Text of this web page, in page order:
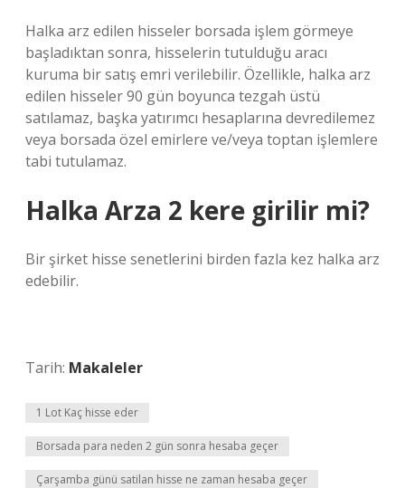
Halka arz edilen hisseler borsada işlem görmeye
başladıktan sonra, hisselerin tutulduğu aracı
kuruma bir satış emri verilebilir. Özellikle, halka arz
edilen hisseler 90 gün boyunca tezgah üstü
satılamaz, başka yatırımcı hesaplarına devredilemez
veya borsada özel emirlere ve/veya toptan işlemlere
tabi tutulamaz.
Halka Arza 2 kere girilir mi?
Bir şirket hisse senetlerini birden fazla kez halka arz
edebilir.
Tarih: Makaleler
1 Lot Kaç hisse eder
Borsada para neden 2 gün sonra hesaba geçer
Çarşamba günü satilan hisse ne zaman hesaba geçer